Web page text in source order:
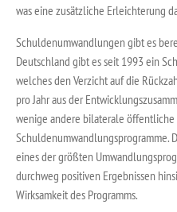
was eine zusätzliche Erleichterung
Schuldenumwandlungen gibt es
Deutschland gibt es seit 1993 ein
welches den Verzicht auf die
pro Jahr aus der
wenige andere bilaterale
Schuldenumwandlungsprogramme.
eines der größten
durchweg positiven Ergebnissen
Wirksamkeit des Programms.